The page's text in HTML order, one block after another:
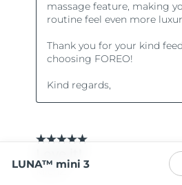
LUNA™ mini 3